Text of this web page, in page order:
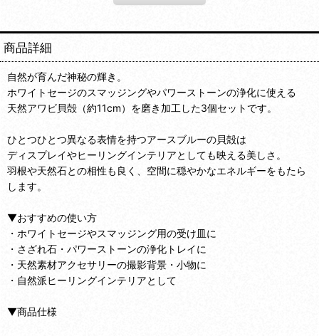
商品詳細
自然が育んだ神秘の輝き。
ホワイトセージのスマッジングやパワーストーンの浄化に使える
天然アワビ貝殻（約11cm）を磨き加工した3個セットです。
ひとつひとつ異なる表情を持つアースブルーの貝殻は
ディスプレイやヒーリングインテリアとしても映える美しさ。
羽根や天然石との相性も良く、空間に穏やかなエネルギーをもたら
します。
▼おすすめの使い方
・ホワイトセージやスマッジング用の受け皿に
・さざれ石・パワーストーンの浄化トレイに
・天然素材アクセサリーの撮影背景・小物に
・自然派ヒーリングインテリアとして
▼商品仕様